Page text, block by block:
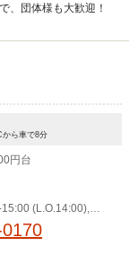
、団体様も大歓迎！
ら車で8分
円台
(L.O.14:00),デ
(L.O.21:00)